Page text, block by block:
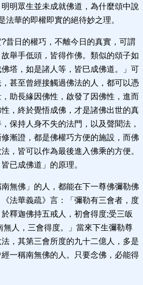
明眾生並未成就佛道，為什麼頌中說
法華的即權即實的絕待妙之理。
昔日的權巧，不離今日的真實，可謂
舉手低頭，皆得作佛。類似的頌子如
佛塔，如是諸人等，皆巳成佛道。」可
甚至曾經接觸過佛法的人，都可以憑
助長緣因佛性，啟發了因佛性，進而
，終於覺悟成佛，才是諸佛出世的真
保持人身不失的法門，以及聲聞法，
漸證，都是佛權巧方便的施設，而佛
，皆可以作為最後進入佛乘的方便。
已成佛道」的原理。
無佛」的人，都能在下一尊佛彌勒佛
法華義疏》言：「彌勒有三會者，度
釋迦佛持五戒人，初會得度;受三皈
無人，三會得度。」當來下生彌勒尊
，其第三會所度的九十二億人，多是
一稱南無佛的人。只要念佛，必能得